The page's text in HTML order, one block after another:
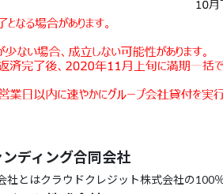
ディング合同会社
とはクラウドクレジット株式会社の100％